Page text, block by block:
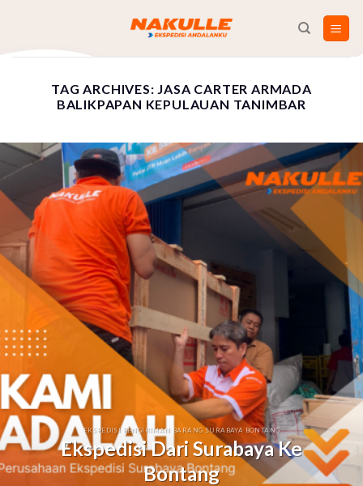
content
TAG ARCHIVES: JASA CARTER ARMADA
BALIKPAPAN KEPULAUAN TANIMBAR
EKSPEDISI PENGIRIMAN BARANG SURABAYA BONTANG
Ekspedisi Dari Surabaya Ke
Bontang